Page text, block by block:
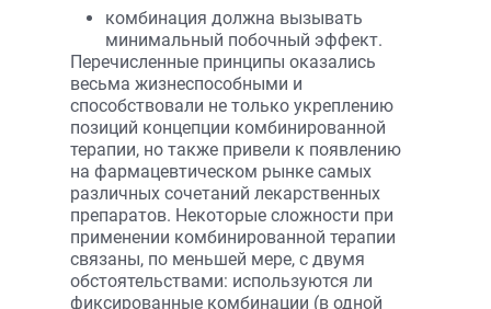
комбинация должна вызывать
минимальный побочный эффект.
Перечисленные принципы оказались
весьма жизнеспособными и
способствовали не только укреплению
позиций концепции комбинированной
терапии, но также привели к появлению
на фармацевтическом рынке самых
различных сочетаний лекарственных
препаратов. Некоторые сложности при
применении комбинированной терапии
связаны, по меньшей мере, с двумя
обстоятельствами: используются ли
фиксированные комбинации (в одной